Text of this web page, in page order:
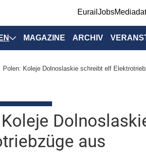
EurailJobs
Positionen
& Märkte
MAGAZINE ARCHIV
IRSA
Polen: Koleje Dolnoslaskie schreibt elf
aus